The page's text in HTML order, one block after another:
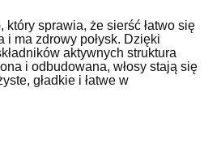
który sprawia, że sierść łatwo się
i ma zdrowy połysk. Dzięki
aktywnych struktura
i odbudowana, włosy stają się
gładkie i łatwe w